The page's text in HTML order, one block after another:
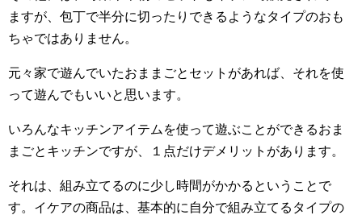
ますが、包丁で半分に切ったりできるようなタイプのおも
ちゃではありません。
元々家で遊んでいたおままごとセットがあれば、それを使
って遊んでもいいと思います。
いろんなキッチンアイテムを使って遊ぶことができるおま
まごとキッチンですが、１点だけデメリットがあります。
それは、組み立てるのに少し時間がかかるということで
す。イケアの商品は、基本的に自分で組み立てるタイプの